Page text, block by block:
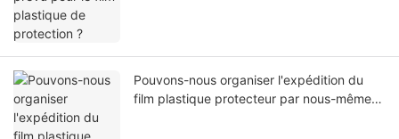
Pouvons-nous organiser l'expédition du
film plastique protecteur par nous-mêmes